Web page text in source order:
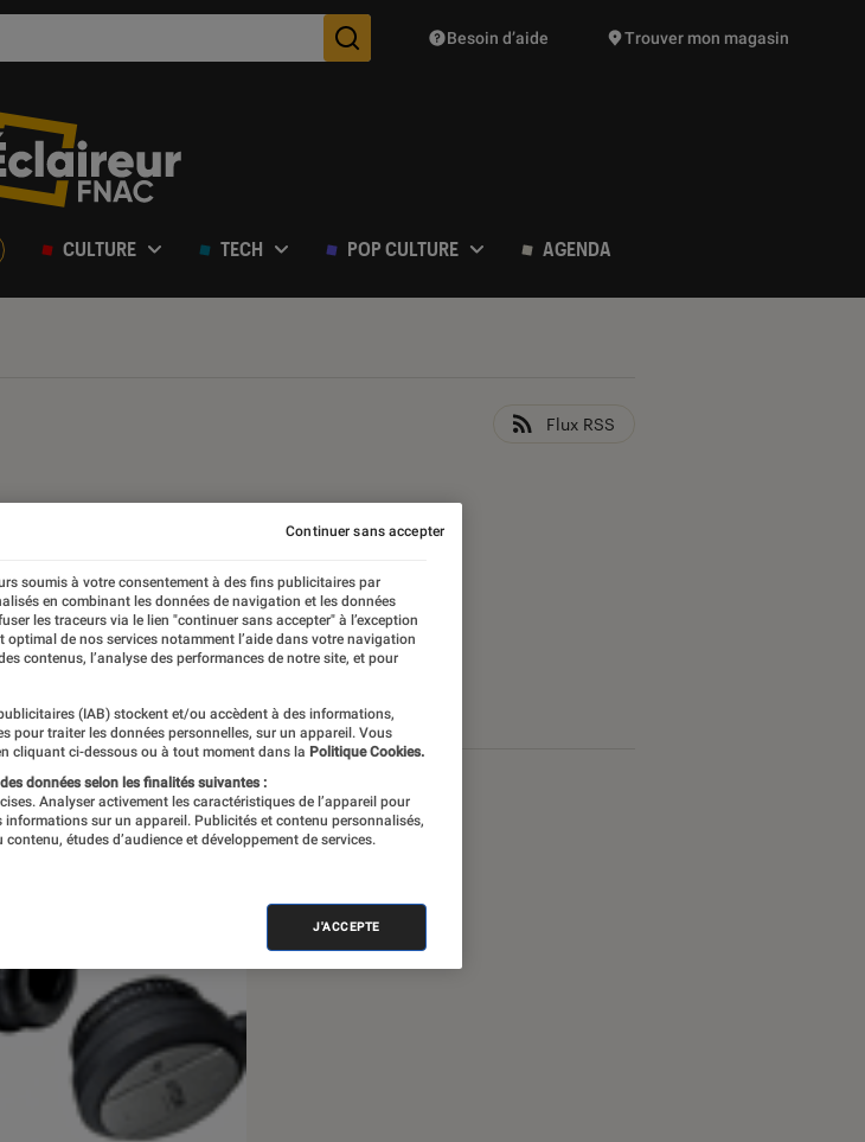
Des suggestions de produits vont vous être proposées
Besoin d’aide Trouver mon magasin
CULTURE TECH POP CULTURE AGENDA
Flux RSS
soumis à votre consentement à des fins publicitaires par
en combinant les données de navigation et les données
les traceurs via le lien "continuer sans accepter" à l’exception
de nos services notamment l’aide dans votre navigation
contenus, l’analyse des performances de notre site, et pour
(IAB) stockent et/ou accèdent à des informations,
pour traiter les données personnelles, sur un appareil. Vous
cliquant ci-dessous ou à tout moment dans la Politique Cookies.
données selon les finalités suivantes :
Analyser activement les caractéristiques de l’appareil pour
sur un appareil. Publicités et contenu personnalisés,
études d’audience et développement de services.
J'ACCEPTE
Continuer sans accepter